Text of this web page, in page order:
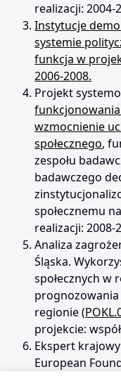
realizacji: 2004-
Instytucje
systemie
funkcja w
2006-2008.
Projekt
wzmocnienie
społecznego,
zespołu
badawczego
społecznemu
realizacji: 2008-
Analiza
Śląska.
społecznych w
prognozowania
regionie (
projekcie:
Ekspert
European